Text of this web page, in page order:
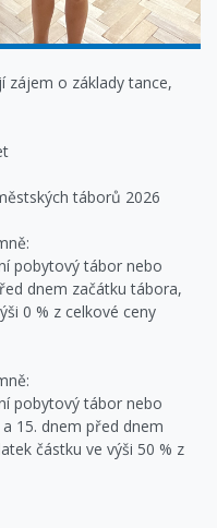
zájem o základy tance,
táborů 2026
pobytový tábor nebo
dnem začátku tábora,
0 % z celkové ceny
pobytový tábor nebo
15. dnem před dnem
částku ve výši 50 % z